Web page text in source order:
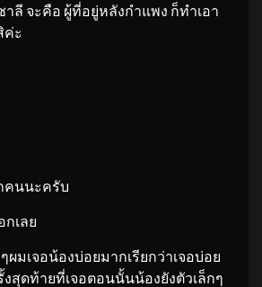
ลี จะคือ ผู้ที่อยู่หลังกำแพง ก็ทำเอา
ค่ะ
คนนะครับ
กเลย
ผมเจอน้องบ่อยมากเรียกว่าเจอบ่อย
สุดท้ายที่เจอตอนนั้นน้องยังตัวเล็กๆ